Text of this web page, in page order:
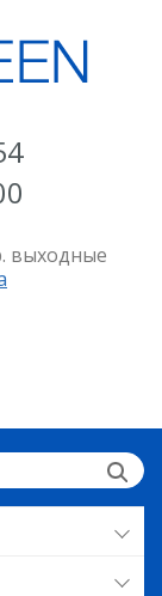
выходные